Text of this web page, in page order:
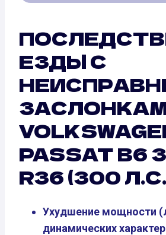
ЕЗДЫ С
PASSAT B6
R36 (300
Ухудшение мощности
динамических